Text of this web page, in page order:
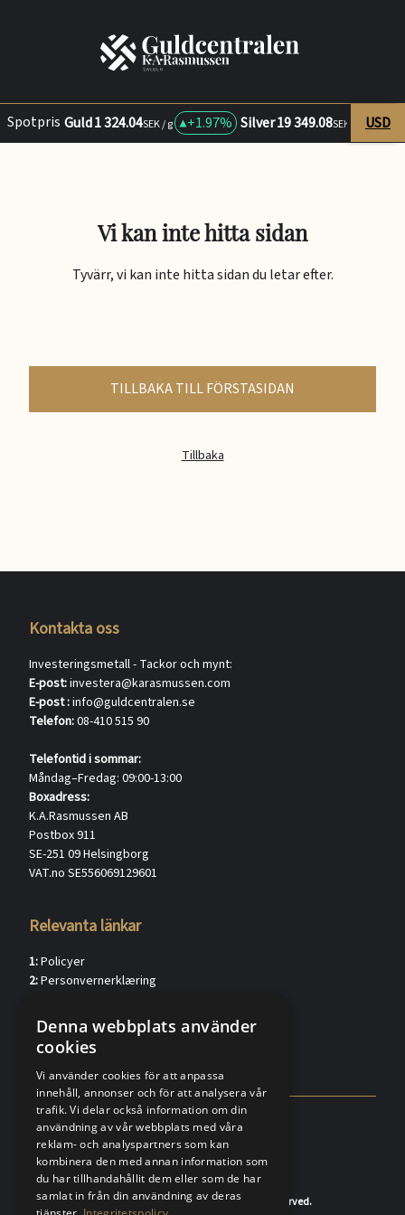
Spotpris Guld1 324.04SEK / g +1.97% Silver19 349.08SEK / kg +
USD
Vi kan inte hitta sidan
Tyvärr, vi kan inte hitta sidan du letar efter.
TILLBAKA TILL FÖRSTASIDAN
Tillbaka
Kontakta oss
Investeringsmetall - Tackor och mynt:
E-post:investera@karasmussen.com
E-post :info@guldcentralen.se
Telefon:08-410 515 90
Telefontid i sommar:
Måndag–Fredag: 09:00-13:00
Boxadress:
K.A.Rasmussen AB
Postbox 911
SE-251 09 Helsingborg
VAT.no SE556069129601
Relevanta länkar
1:Policyer
2:Personvernerklæring
4:Kundkännedom förtag (verified.eu)
5:Försäljningsvillkor
6:FAQ
© 2020-2026 K.A.Rasmussen. All rights reserved.
Denna webbplats använder
cookies
Vi använder cookies för att anpassa
innehåll, annonser och för att analysera vår
trafik. Vi delar också information om din
användning av vår webbplats med våra
reklam- och analyspartners som kan
kombinera den med annan information som
du har tillhandahållit dem eller som de har
samlat in från din användning av deras